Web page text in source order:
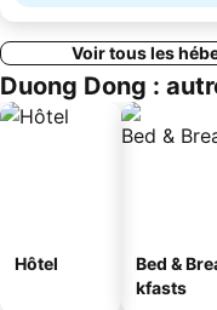
Voir tous les
Duong Dong :
Hôtel
Bed &
kfasts